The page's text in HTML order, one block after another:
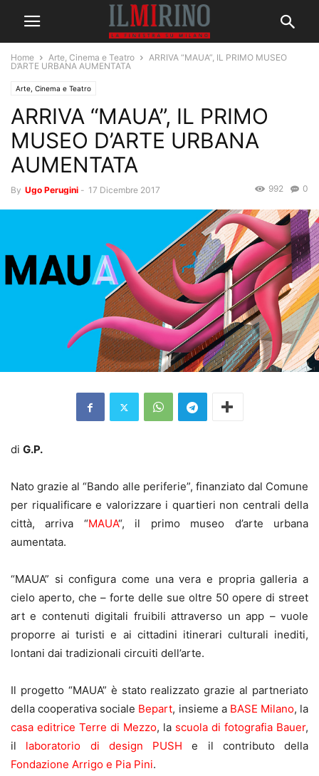
Home Arte, Cinema e Teatro
ARRIVA “MAUA”, IL PRIMO MUSEO
D’ARTE URBANA AUMENTATA
Arte, Cinema e Teatro
ARRIVA “MAUA”, IL PRIMO
MUSEO D’ARTE URBANA
AUMENTATA
By Ugo Perugini - 17 Dicembre 2017 0
992
di G.P.
Nato grazie al “Bando alle periferie”, finanziato dal Comune
per riqualificare e valorizzare i quartieri non centrali della
città, arriva “MAUA“, il primo museo d’arte urbana
aumentata.
“MAUA” si configura come una vera e propria galleria a
cielo aperto, che – forte delle sue oltre 50 opere di street
art e contenuti digitali fruibili attraverso un app – vuole
proporre ai turisti e ai cittadini itinerari culturali inediti,
lontani dai tradizionali circuiti dell’arte.
Il progetto “MAUA” è stato realizzato grazie al partneriato
della cooperativa sociale Bepart, insieme a BASE Milano, la
casa editrice Terre di Mezzo, la scuola di fotografia Bauer,
il laboratorio di design PUSH e il contributo della
Fondazione Arrigo e Pia Pini.